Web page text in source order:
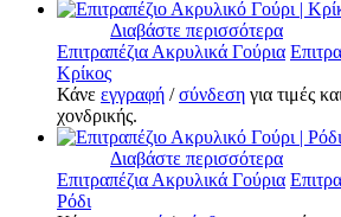
Διαβάστε περισσότερα
Επιτραπέζια Ακρυλικά Γούρια
Κρίκος
Κάνε εγγραφή /σύνδεση για τιμές
χονδρικής.
Διαβάστε περισσότερα
Επιτραπέζια Ακρυλικά Γούρια
Ρόδι